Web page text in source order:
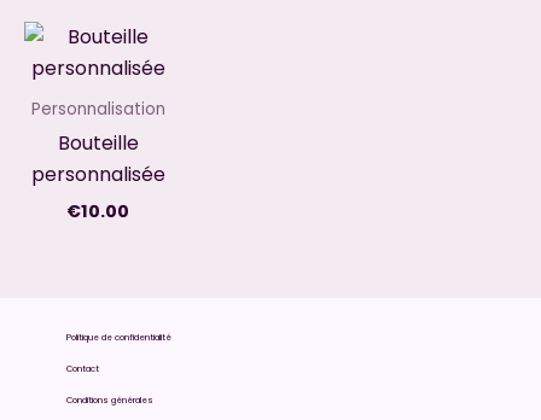
Personnalisation
Bouteille
personnalisée
€10.00
Politique de confidentialité
Contact
Conditions générales